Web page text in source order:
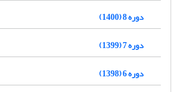
دوره 8 (1400)
دوره 7 (1399)
دوره 6 (1398)